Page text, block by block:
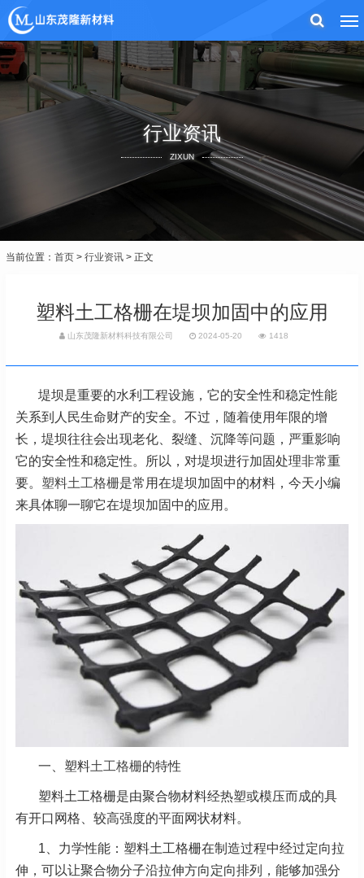
行业资讯
ZIXUN
当前位置： 首页 > 行业资讯 > 正文
塑料土工格栅在堤坝加固中的应用
山东茂隆新材料科技有限公司 2024-05-20 1418
堤坝是重要的水利工程设施，它的安全性和稳定性能
关系到人民生命财产的安全。不过，随着使用年限的增
长，堤坝往往会出现老化、裂缝、沉降等问题，严重影响
它的安全性和稳定性。所以，对堤坝进行加固处理非常重
要。 塑料土工格栅是常用在堤坝加固中的材料，今天小编
来具体聊一聊它在堤坝加固中的应用。
一、塑料土工格栅的特性
塑料土工格栅是由聚合物材料经热塑或模压而成的具
有开口网格、较高强度的平面网状材料。
1、 力学性能：塑料土工格栅在制造过程中经过定向拉
伸，可以让聚合物分子沿拉伸方向定向排列，能够加强分